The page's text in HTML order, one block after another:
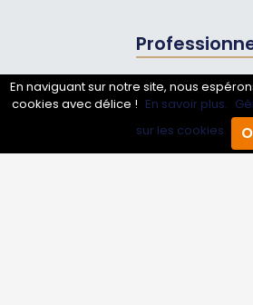
Annuaire Pro Agenda
Annuaire pro
Inscrire mon
Les Abonnements
En naviguant sur notre site, nous
cookies avec délice ! En savoir plus.
sur les cookies.